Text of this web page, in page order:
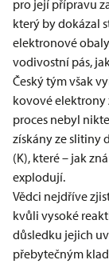
pro její přípravu
který by dokázal
elektronové
vodivostní pás,
Český tým však
kovové elektrony
proces nebyl
získány ze slitiny
(K), které – jak
explodují.
Vědci nejdříve
kvůli vysoké
důsledku jejich
přebytečným